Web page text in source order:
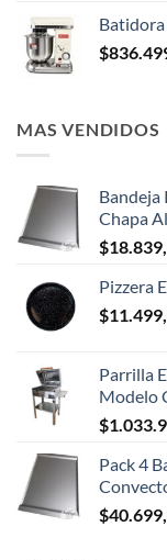
$
MAS VENDIDOS
Bandeja
Chapa
$
Pizzera
$
Parrilla
Modelo
$
Pack 4
$